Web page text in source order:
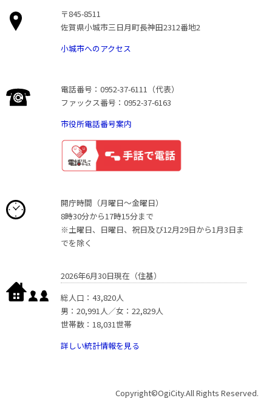
〒845-8511
佐賀県小城市三日月町長神田2312番地2
小城市へのアクセス
電話番号：0952-37-6111（代表）
ファックス番号：0952-37-6163
市役所電話番号案内
開庁時間（月曜日〜金曜日）
8時30分から17時15分まで
※土曜日、日曜日、祝日及び12月29日から1月3日ま
でを除く
2026年6月30日現在（住基）
総人口：43,820人
男：20,991人／女：22,829人
世帯数：18,031世帯
詳しい統計情報を見る
Copyright©OgiCity.All Rights Reserved.